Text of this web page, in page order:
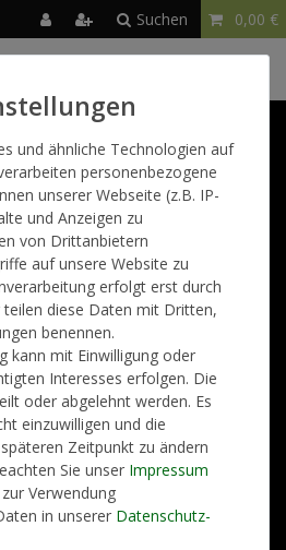
Suchen 0,00 €
Montag bis Freitag von 09:00 -
auch unser Kontaktformular.
Datenschutzerklärung
und Versand Jobs
Kontakt
und ähnliche Technologien auf
personenbezogene
unserer Webseite (z.B. IP-
und Anzeigen zu
von Drittanbietern
auf unsere Website zu
erfolgt erst durch
teilen diese Daten mit Dritten,
benennen.
kann mit Einwilligung oder
Interesses erfolgen. Die
oder abgelehnt werden. Es
einzuwilligen und die
Zeitpunkt zu ändern
Sie unser Impressum
Verwendung
in unserer Daten­schutz­